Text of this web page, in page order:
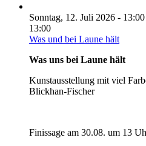
Sonntag, 12. Juli 2026 - 13:00
13:00
Was und bei Laune hält
Was uns bei Laune hält
Kunstausstellung mit viel
Blickhan-Fischer
Finissage am 30.08. um 13